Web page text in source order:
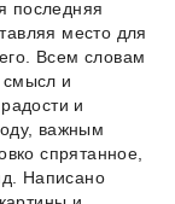
последняя
место для
Всем словам
и
и
важным
спрятанное,
Написано